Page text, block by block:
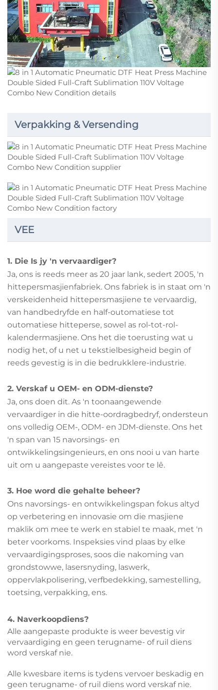
Verpakking & Versending
VEE
1. Die Is jy 'n vervaardiger?
Ja, ons is reeds meer as 20 jaar lank, sedert 2005, 'n
hittepersmasjienfabriek. Ons fabriek is in staat om 'n
verskeidenheid hittepersmasjiene te vervaardig,
van handbedryfde en half-outomatiese tot
outomatiese hitteperse, sowel as rol-tot-rol-
kalendermasjiene. Ons het die toerusting wat u
nodig het, of u net u tekstielbesigheid begin of
reeds gevestig is in die bedrukklere-industrie.
2. Verskaf u OEM- en ODM-dienste?
Ja, ons doen dit. As 'n toonaangewende
vervaardiger in die hitte-oordragbedryf, ondersteun
ons volledig OEM-, ODM- en JDM-dienste. Ons het
'n span van 15 navorsings- en
ontwikkelingsingenieurs, en ons nooi u van harte
uit om u aangepaste vereistes voor te lê.
3. Hoe word die gehalte beheer?
Ons navorsings- en ontwikkelingspan fokus altyd
op verbetering en innovasie om die masjiene
maklik om mee te werk en stabiel te maak, met 'n
beter voorkoms. Inspeksies vind plaas by elke
vervaardigingsproses, soos die nakoming van
grondstowwe, lasersnyding, laswerk,
oppervlakpolisering, verfbedekking, samestelling,
toetsing, verpakking, ens.
4. Naverkoopdiens?
Alle aangepaste produkte is weer bevestig vir
vervaardiging en geen terugname- of ruil diens
word verskaf nie.
Alle kwesbare items is tydens vervoer beskadig en
geen terugname- of ruil diens word verskaf nie.